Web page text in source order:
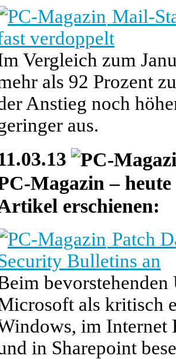
Mail-
verdoppelt
Vergleich zum
als 92 Prozent
Anstieg noch
aus.
Magazin –
erschienen:
Patch
Bulletins an
als kritisch
im
in Sharepoint